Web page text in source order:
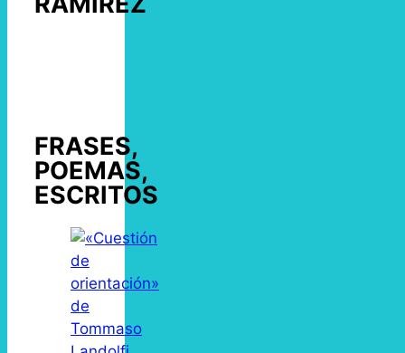
FRASES,
POEMAS,
ESCRITOS